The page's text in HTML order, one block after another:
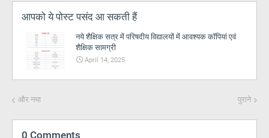
आपको ये पोस्ट पसंद आ सकती हैं
नये शैक्षिक सत्र में परिषदीय विद्यालयों में आवश्यक कॉपियां एवं
शैक्षिक सामग्री
April 14, 2025
और नया पुराने
0 Comments